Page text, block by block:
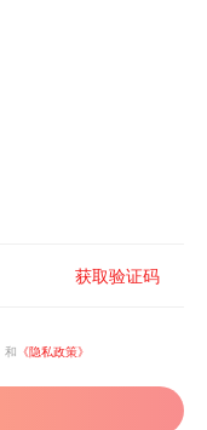
获取验证码
和 《隐私政策》